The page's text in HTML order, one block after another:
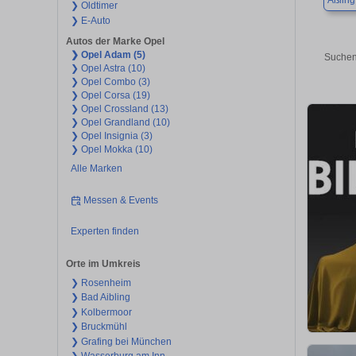
❯ Oldtimer
❯ E-Auto
Autos der Marke Opel
❯ Opel Adam (5)
❯ Opel Astra (10)
❯ Opel Combo (3)
❯ Opel Corsa (19)
❯ Opel Crossland (13)
❯ Opel Grandland (10)
❯ Opel Insignia (3)
❯ Opel Mokka (10)
Alle Marken
Messen & Events
Experten finden
Orte im Umkreis
❯ Rosenheim
❯ Bad Aibling
❯ Kolbermoor
❯ Bruckmühl
❯ Grafing bei München